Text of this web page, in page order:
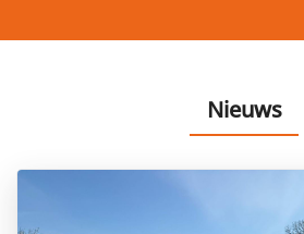
Nieuws